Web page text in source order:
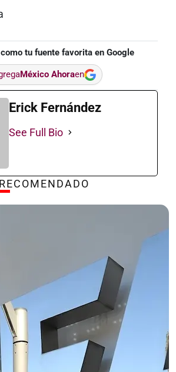
tu fuente favorita en Google
México Ahoraen
Erick Fernández
See Full Bio
RECOMENDADO